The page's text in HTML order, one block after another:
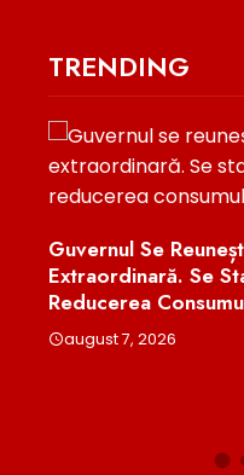
TRENDING
Guvernul Se
Extraordinară. Se
Reducerea
august 7, 2026